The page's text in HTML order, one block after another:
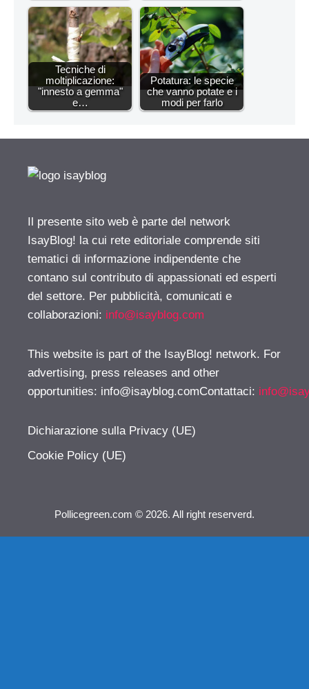
Tecniche di
moltiplicazione:
"innesto a gemma"
e…
Potatura: le specie
che vanno potate e i
modi per farlo
Il presente sito web è parte del network
IsayBlog! la cui rete editoriale comprende siti
tematici di informazione indipendente che
contano sul contributo di appassionati ed esperti
del settore. Per pubblicità, comunicati e
collaborazioni: info@isayblog.com
This website is part of the IsayBlog! network. For
advertising, press releases and other
opportunities: info@isayblog.comContattaci:
Dichiarazione sulla Privacy (UE)
Cookie Policy (UE)
Pollicegreen.com © 2026. All right reserverd.